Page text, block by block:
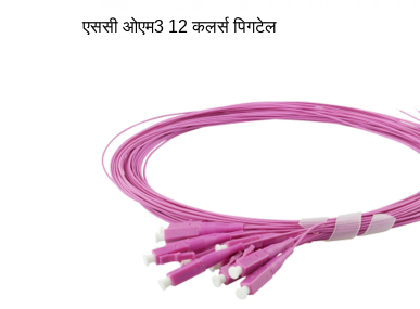
एससी ओएम3 12 कलर्स पिगटेल